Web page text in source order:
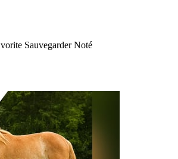
Sauvegarder Noté